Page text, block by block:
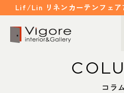
Lif/Lin リネンカーテンフェア
コラ